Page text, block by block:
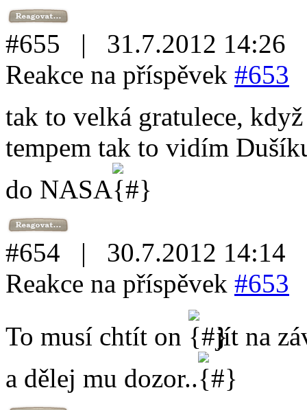
#655 | 31.7.2012
Reakce na příspěvek #653
tak to velká gratulece,
tempem tak to vidím
do NASA
#654 | 30.7.2012
Reakce na příspěvek #653
To musí chtít on
jít na
a dělej mu dozor..